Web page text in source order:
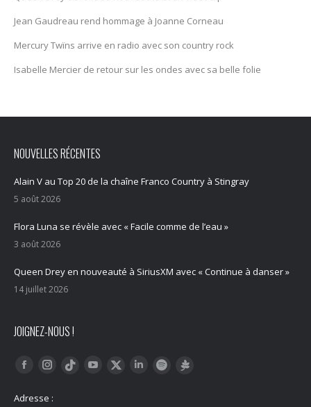
Jean Gaudreau rend hommage à Joanne Corneau
Mercury Twïns arrive en radio avec son country rock
Isabelle Mercier de retour sur les ondes avec sa belle folie
NOUVELLES RÉCENTES
Alain V au Top 20 de la chaîne Franco Country à Stingray
5 août 2026
Flora Luna se révèle avec « Facile comme de l’eau »
3 août 2026
Queen Drey en nouveauté à SiriusXM avec « Continue à danser »
14 juillet 2026
JOIGNEZ-NOUS !
Trouvez nous sur :
FacebookInstagram
Tiktok YouTubeTwitter LinkedInSpotify
Adresse :